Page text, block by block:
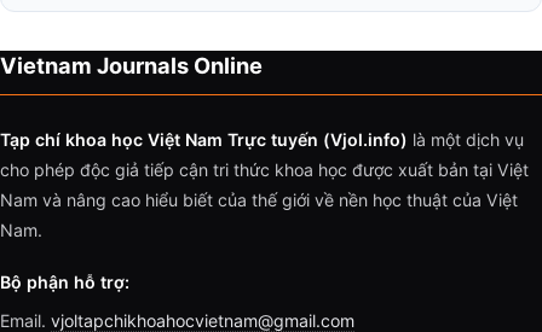
Vietnam Journals Online
Tạp chí khoa học Việt Nam Trực tuyến (Vjol.info) là một dịch vụ
cho phép độc giả tiếp cận tri thức khoa học được xuất bản tại Việt
Nam và nâng cao hiểu biết của thế giới về nền học thuật của Việt
Nam.
Bộ phận hỗ trợ:
Email. vjoltapchikhoahocvietnam@gmail.com